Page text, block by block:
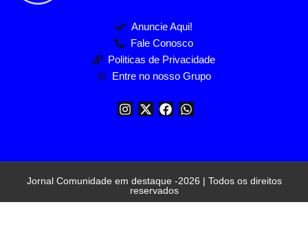
Anuncie Aqui!
Fale Conosco
Politicas de Privacidade
Entre no nosso Grupo
Jornal Comunidade em destaque -2026 | Todos os direitos
reservados